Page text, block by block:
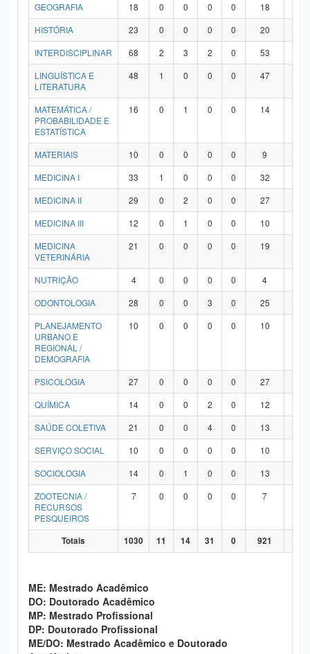
GEOGRAFIA
18 0 0 0 0 18
HISTÓRIA
23 0 0 0 0 20
INTERDISCIPLINAR
68 2 3 2 0 53
LINGUÍSTICA E
LITERATURA
48 1 0 0 0 47
MATEMÁTICA /
PROBABILIDADE E
ESTATÍSTICA
16 0 1 0 0 14
MATERIAIS 10 0 0 0 0 9
MEDICINA I
33 1 0 0 0 32
MEDICINA II
29 0 2 0 0 27
MEDICINA III
12 0 1 0 0 10
MEDICINA
VETERINÁRIA
21 0 0 0 0 19
NUTRIÇÃO 4 0 0 0 0 4
ODONTOLOGIA
28 0 0 3 0 25
PLANEJAMENTO
URBANO E
REGIONAL /
DEMOGRAFIA
10 0 0 0 0 10
PSICOLOGIA 27 0 0 0 0 27
QUÍMICA
14 0 0 2 0 12
SAÚDE COLETIVA
21 0 0 4 0 13
SERVIÇO SOCIAL
10 0 0 0 0 10
SOCIOLOGIA
14 0 1 0 0 13
ZOOTECNIA /
RECURSOS
PESQUEIROS
7 0 0 0 0 7
Totais 1030 11 14 31 0 921
ME: Mestrado Acadêmico
DO: Doutorado Acadêmico
MP: Mestrado Profissional
DP: Doutorado Profissional
ME/DO: Mestrado Acadêmico e Doutorado